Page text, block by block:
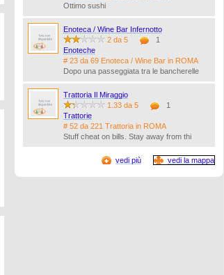
Ottimo sushi
Enoteca / Wine Bar Infernotto
2 da 5
1
Enoteche
# 23 da 69 Enoteca / Wine Bar in ROMA
Dopo una passeggiata tra le bancherelle
Trattoria Il Miraggio
1.33 da 5
1
Trattorie
# 52 da 221 Trattoria in ROMA
Stuff cheat on bills. Stay away from thi
vedi più vedi la mappa